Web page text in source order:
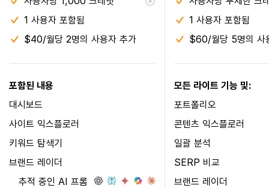
1 사용자 포함됨
$40/월당 2명의 사용자 추가
1 사용자 포함됨
$60/월당 5명의 사
포함된 내용
대시보드
사이트 익스플로러
키워드 탐색기
브랜드 레이더
추적 중인 AI 프롬
모든 라이트 기능 및:
포트폴리오
콘텐츠 익스플로러
일괄 분석
SERP 비교
브랜드 레이더